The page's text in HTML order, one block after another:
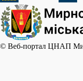
© Веб-портал ЦНАП